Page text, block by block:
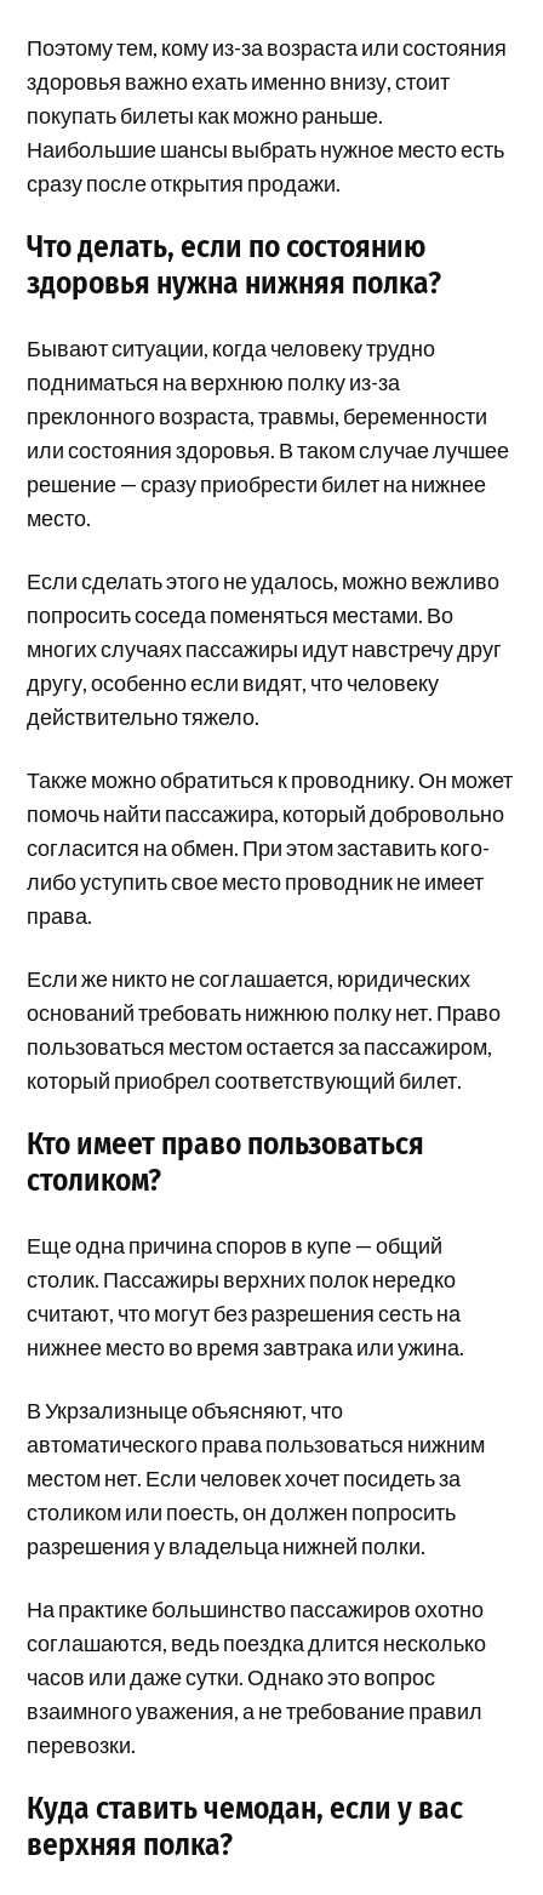
Поэтому тем, кому из-за возраста или состояния
здоровья важно ехать именно внизу, стоит
покупать билеты как можно раньше.
Наибольшие шансы выбрать нужное место есть
сразу после открытия продажи.
Что делать, если по состоянию
здоровья нужна нижняя полка?
Бывают ситуации, когда человеку трудно
подниматься на верхнюю полку из-за
преклонного возраста, травмы, беременности
или состояния здоровья. В таком случае лучшее
решение — сразу приобрести билет на нижнее
место.
Если сделать этого не удалось, можно вежливо
попросить соседа поменяться местами. Во
многих случаях пассажиры идут навстречу друг
другу, особенно если видят, что человеку
действительно тяжело.
Также можно обратиться к проводнику. Он может
помочь найти пассажира, который добровольно
согласится на обмен. При этом заставить кого-
либо уступить свое место проводник не имеет
права.
Если же никто не соглашается, юридических
оснований требовать нижнюю полку нет. Право
пользоваться местом остается за пассажиром,
который приобрел соответствующий билет.
Кто имеет право пользоваться
столиком?
Еще одна причина споров в купе — общий
столик. Пассажиры верхних полок нередко
считают, что могут без разрешения сесть на
нижнее место во время завтрака или ужина.
В Укрзализныце объясняют, что
автоматического права пользоваться нижним
местом нет. Если человек хочет посидеть за
столиком или поесть, он должен попросить
разрешения у владельца нижней полки.
На практике большинство пассажиров охотно
соглашаются, ведь поездка длится несколько
часов или даже сутки. Однако это вопрос
взаимного уважения, а не требование правил
перевозки.
Куда ставить чемодан, если у вас
верхняя полка?